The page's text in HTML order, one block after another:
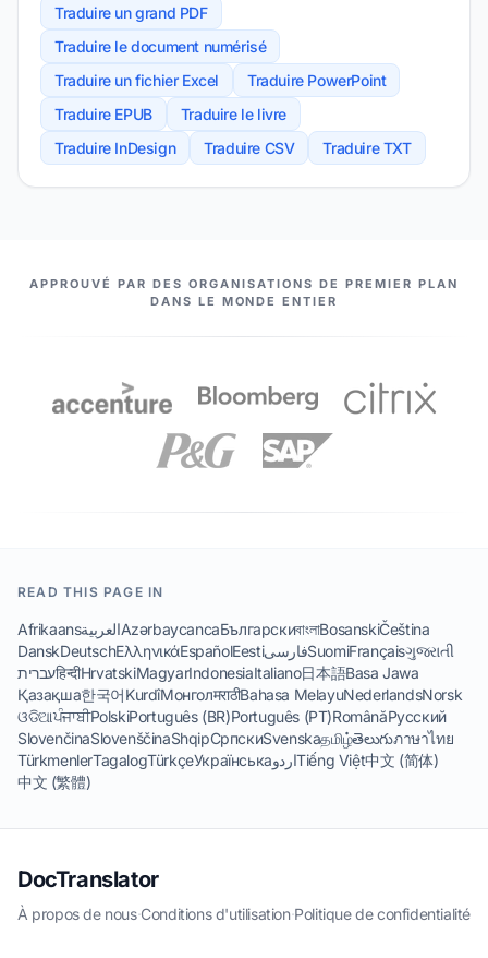
Traduire un grand PDF
Traduire le document numérisé
Traduire un fichier Excel
Traduire PowerPoint
Traduire EPUB
Traduire le livre
Traduire InDesign
Traduire CSV Traduire TXT
NOS PARTENAIRES
APPROUVÉ PAR DES ORGANISATIONS DE PREMIER PLAN
DANS LE MONDE ENTIER
READ THIS PAGE IN
AfrikaansالعربيةAzərbaycancaБългарскиবাংলাBosanskiČeština
DanskDeutschΕλληνικάEspañolEestiفارسیSuomiFrançaisગુજરાતી
עבריתहिन्दीHrvatskiMagyarIndonesiaItaliano日本語Basa Jawa
Қазақша한국어KurdîМонголमराठीBahasa MelayuNederlandsNorsk
ଓଡିଆਪੰਜਾਬੀPolskiPortuguês (BR)Português (PT)RomânăРусский
SlovenčinaSlovenščinaShqipСрпскиSvenskaதமிழ்తెలుగుภาษาไทย
TürkmenlerTagalogTürkçeУкраїнськаاردوTiếng Việt中文 (简体)
中文 (繁體)
DocTranslator
À propos de nous·Conditions d'utilisation·Politique de confidentialité